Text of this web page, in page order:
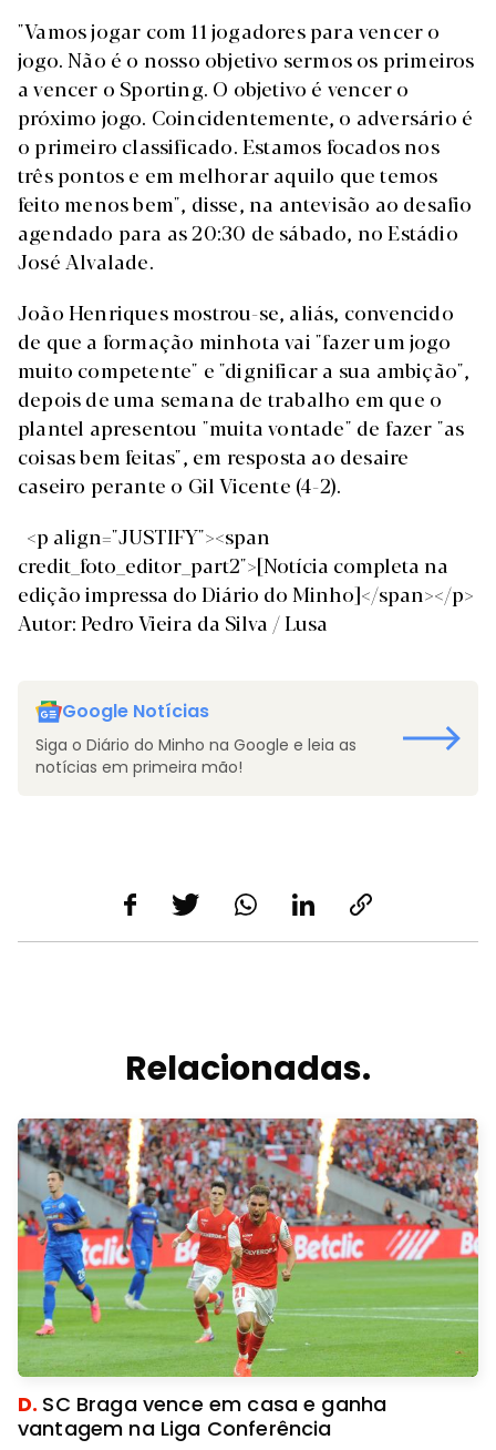
"Vamos jogar com 11 jogadores para vencer o
jogo. Não é o nosso objetivo sermos os primeiros
a vencer o Sporting. O objetivo é vencer o
próximo jogo. Coincidentemente, o adversário é
o primeiro classificado. Estamos focados nos
três pontos e em melhorar aquilo que temos
feito menos bem", disse, na antevisão ao desafio
agendado para as 20:30 de sábado, no Estádio
José Alvalade.
João Henriques mostrou-se, aliás, convencido
de que a formação minhota vai "fazer um jogo
muito competente" e "dignificar a sua ambição",
depois de uma semana de trabalho em que o
plantel apresentou "muita vontade" de fazer "as
coisas bem feitas", em resposta ao desaire
caseiro perante o Gil Vicente (4-2).
<p align="JUSTIFY"><span
credit_foto_editor_part2">[Notícia completa na
edição impressa do Diário do Minho]</span></p>
Autor: Pedro Vieira da Silva / Lusa
Google Notícias
Siga o Diário do Minho na Google e leia as
notícias em primeira mão!
Relacionadas.
D. SC Braga vence em casa e ganha
vantagem na Liga Conferência